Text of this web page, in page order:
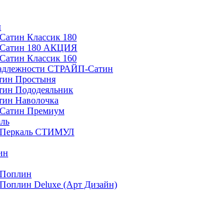
Классик 180
Сатин 180 АКЦИЯ
Классик 160
СТРАЙП-Сатин
Простыня
Пододеяльник
Наволочка
Сатин Премиум
Перкаль СТИМУЛ
Поплин
Поплин Deluxe (Арт Дизайн)